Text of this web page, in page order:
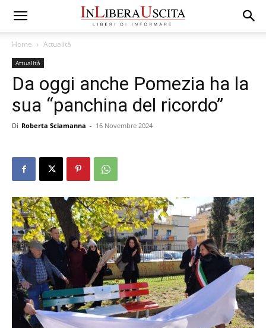
Home Attualità
Attualità
Da oggi anche Pomezia ha la
sua “panchina del ricordo”
Di Roberta Sciamanna - 16 Novembre 2024